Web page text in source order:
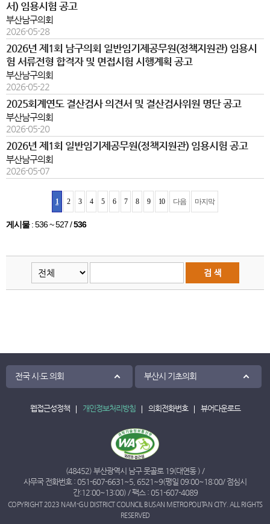
서) 임용시험 공고
부산남구의회
2026-05-28
2026년 제1회 남구의회 일반임기제공무원(정책지원관) 임용시
험 서류전형 합격자 및 면접시험 시행계획 공고
부산남구의회
2026-05-22
2025회계연도 결산검사 의견서 및 결산검사위원 명단 공고
부산남구의회
2026-05-20
2026년 제1회 일반임기제공무원(정책지원관) 임용시험 공고
부산남구의회
2026-05-07
1 2 3 4 5 6 7 8 9 10 다음 마지막
게시물: 536 ~ 527 /536
전국 시·도 의회 부산시 기초의회
웹접근성정책 개인정보처리방침 의회전화번호 뷰어다운로드
(48452) 부산광역시 남구 못골로 19(대연동 ) /
사무국 전화번호 : 051-607-6631 ~5 6521 ~9(평일 09:00~18:00/ 점심시
간:12:00~13:00) / 팩스 : 051-607-4089
COPYRIGHT 2023 NAM-GU DISTRICT COUNCIL BUSAN METROPOLITAN CITY. ALL RIGHTS
RESERVED